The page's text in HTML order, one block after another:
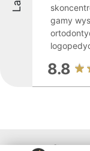
gamy
8.8